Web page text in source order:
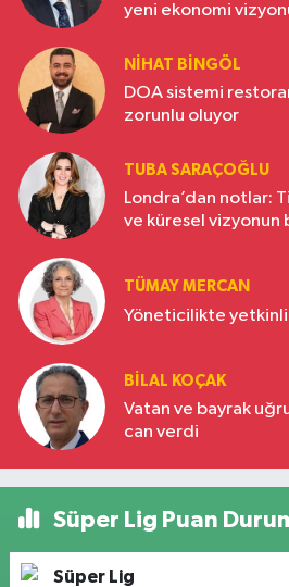
yeni ekonomi
NIHAT BINGÖL
DOA sistemi
zorunlu oluyor
TUBA SARAÇOĞLU
Londra’dan notlar:
ve küresel vizyonun
TÜMAY MERCAN
Yöneticilikte
BILAL KOÇAK
Vatan ve bayrak
can verdi
Süper Lig Puan
Süper Lig